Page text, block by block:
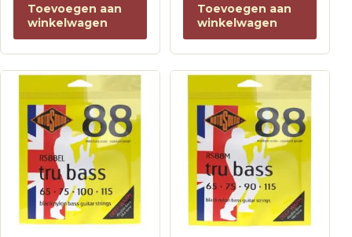
Toevoegen aan
winkelwagen
Toevoegen aan
winkelwagen